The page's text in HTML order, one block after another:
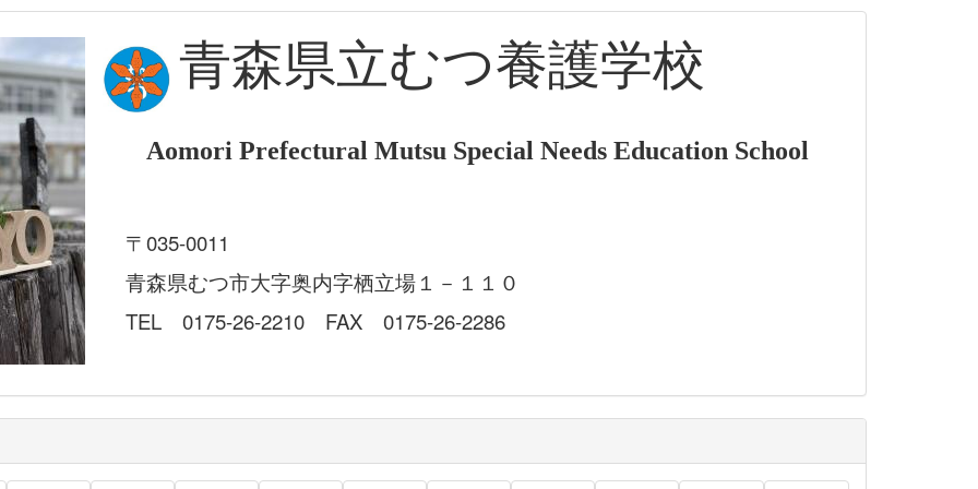
青森県立むつ養護学校
Aomori Prefectural Mutsu Special Needs Education School
〒035-0011
青森県むつ市大字奥内字栖立場１－１１０
TEL 0175-26-2210 FAX 0175-26-2286